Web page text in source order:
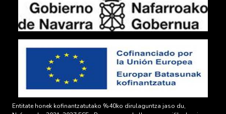
Entitate honek kofinantzatutako %40ko dirulaguntza jaso du,